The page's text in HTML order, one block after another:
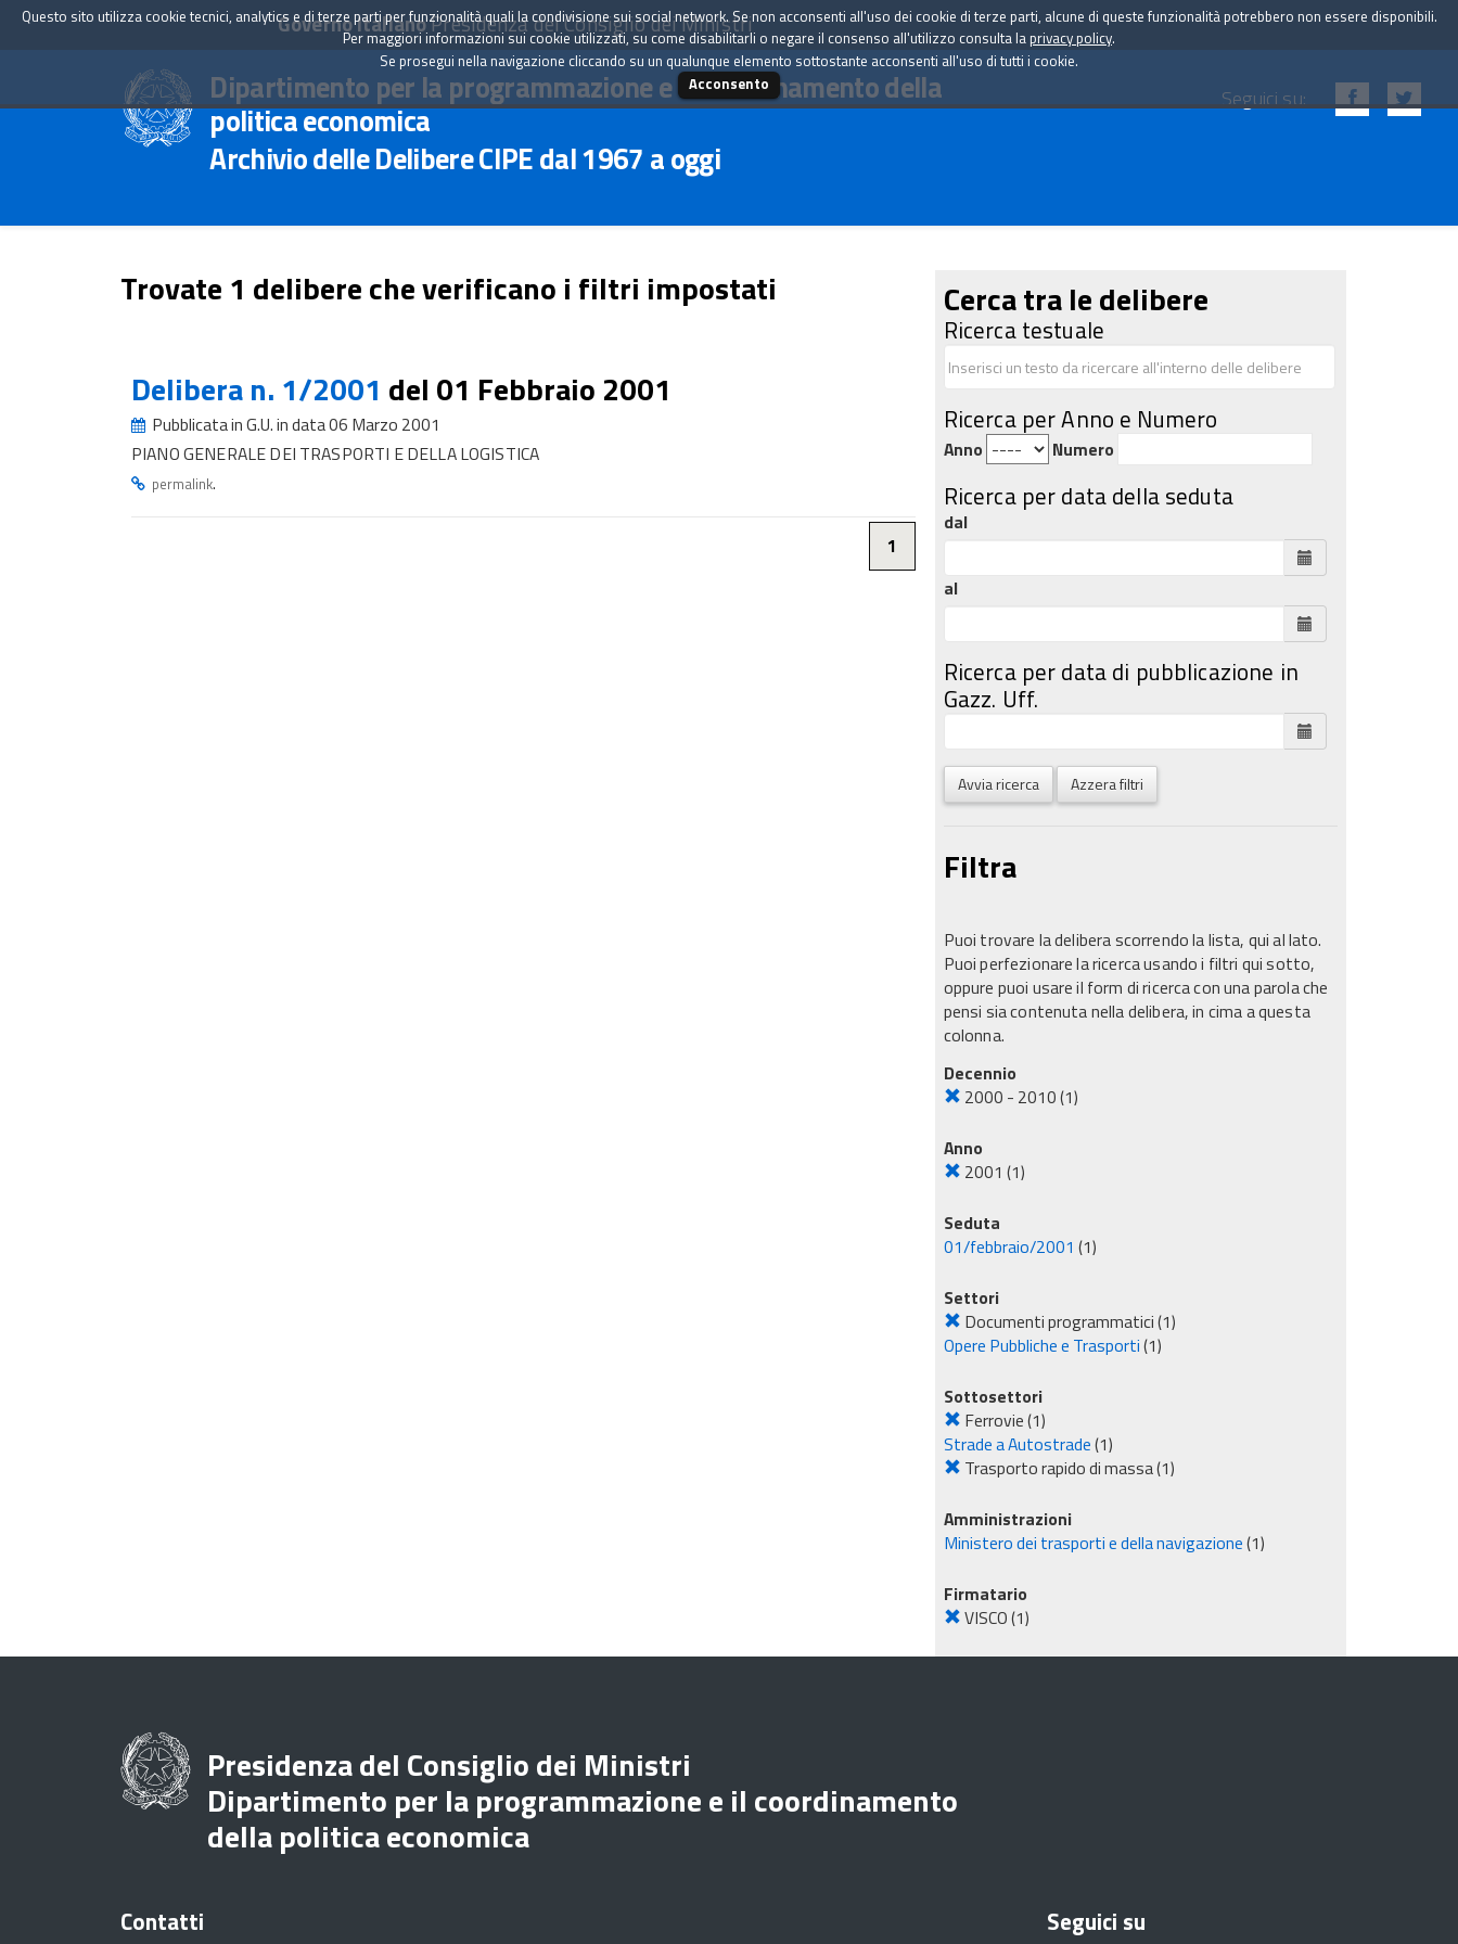
Governo ItalianoPresidenza del Consiglio dei Ministri
Dipartimento per la programmazione e il coordinamento della
politica economica
Archivio delle Delibere CIPE dal 1967 a oggi
Seguici su:
Trovate 1 delibere che verificano i filtri impostati
Delibera n. 1/2001 del 01 Febbraio 2001
Pubblicata in G.U. in data 06 Marzo 2001
PIANO GENERALE DEI TRASPORTI E DELLA LOGISTICA
permalink.
1
Cerca tra le delibere
Ricerca testuale
Ricerca per Anno e Numero
Anno Numero
Ricerca per data della seduta
dal
al
Ricerca per data di pubblicazione in
Gazz. Uff.
Avvia ricerca Azzera filtri
Filtra
Puoi trovare la delibera scorrendo la lista, qui al lato.
Puoi perfezionare la ricerca usando i filtri qui sotto,
oppure puoi usare il form di ricerca con una parola che
pensi sia contenuta nella delibera, in cima a questa
colonna.
Decennio
2000 - 2010(1)
Anno
2001 (1)
Seduta
01/febbraio/2001 (1)
Settori
Documenti programmatici(1)
Opere Pubbliche e Trasporti(1)
Sottosettori
Ferrovie(1)
Strade a Autostrade(1)
Trasporto rapido di massa(1)
Amministrazioni
Ministero dei trasporti e della navigazione(1)
Firmatario
VISCO(1)
Questo sito utilizza cookie tecnici, analytics e di terze parti per funzionalità quali la condivisione sui social network. Se non acconsenti all'uso dei cookie di terze parti, alcune di queste funzionalità potrebbero non essere disponibili.
Per maggiori informazioni sui cookie utilizzati, su come disabilitarli o negare il consenso all'utilizzo consulta la privacy policy.
Se prosegui nella navigazione cliccando su un qualunque elemento sottostante acconsenti all'uso di tutti i cookie.
Acconsento
Presidenza del Consiglio dei Ministri
Dipartimento per la programmazione e il coordinamento
della politica economica
Contatti Seguici su